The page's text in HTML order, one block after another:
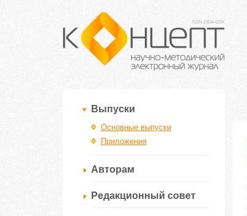
Выпуски
Основные выпуски
Приложения
Авторам
Редакционный совет